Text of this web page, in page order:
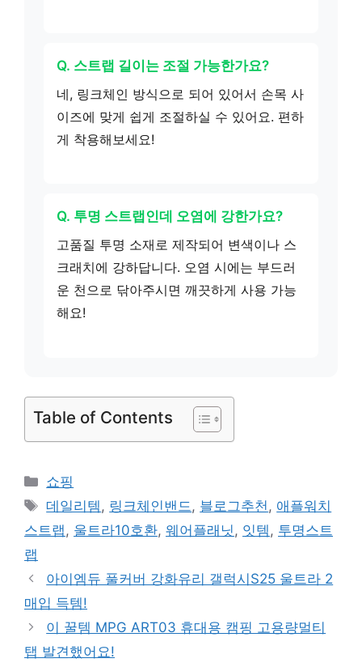
Q. 스트랩 길이는 조절 가능한가요?
네, 링크체인 방식으로 되어 있어서 손목 사
이즈에 맞게 쉽게 조절하실 수 있어요. 편하
게 착용해보세요!
Q. 투명 스트랩인데 오염에 강한가요?
고품질 투명 소재로 제작되어 변색이나 스
크래치에 강하답니다. 오염 시에는 부드러
운 천으로 닦아주시면 깨끗하게 사용 가능
해요!
Table of Contents
카
테
고
리
쇼핑
태
그
데일리템 , 링크체인밴드 , 블로그추천 , 애플워치
스트랩 , 울트라10호환, 웨어플래닛 , 잇템 , 투명스트
랩
아이엠듀 풀커버 강화유리 갤럭시S25 울트라 2
매입 득템!
이 꿀템 MPG ART03 휴대용 캠핑 고용량멀티
탭 발견했어요!